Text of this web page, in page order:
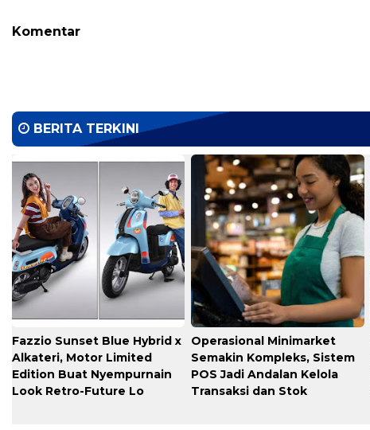
Komentar
BERITA TERKINI
Fazzio Sunset Blue Hybrid x
Alkateri, Motor Limited
Edition Buat Nyempurnain
Look Retro-Future Lo
Operasional Minimarket
Semakin Kompleks, Sistem
POS Jadi Andalan Kelola
Transaksi dan Stok